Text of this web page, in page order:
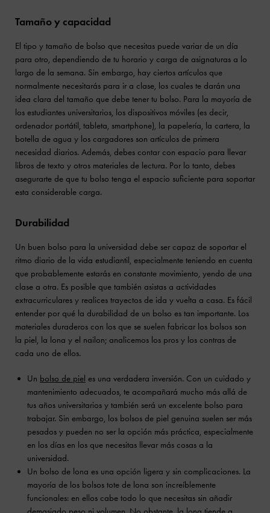
Tamaño y capacidad
El tipo y tamaño de bolso que necesitas puede variar de un día
para otro, dependiendo de tu horario y carga de asignaturas a lo
largo de la semana. Sin embargo, hay ciertos artículos que
normalmente necesitarás para ir a clase, los cuales te darán una
idea clara del tamaño que debe tener tu bolso. Para la mayoría de
los estudiantes universitarios, los dispositivos móviles (es decir,
ordenador portátil, tableta, smartphone), la papelería, la cartera, la
botella de agua y los cargadores son artículos de primera
necesidad diarios. Además, debes contar con espacio para llevar
libros de texto y otros materiales de lectura. Por lo tanto, debes
asegurarte de que tu bolso tenga el espacio suficiente para soportar
esta considerable carga.
Durabilidad
Un buen bolso para la universidad debe ser capaz de soportar el
ritmo diario de la vida estudiantil, especialmente teniendo en cuenta
que probablemente estarás en constante movimiento, yendo de una
clase a otra. Es posible que también asistas a actividades
extracurriculares y realices trayectos de ida y vuelta a casa. Es fácil
entender por qué la durabilidad de un bolso es tan importante. Los
materiales duraderos con los que se suelen fabricar los bolsos son
la piel, la lona y el nailon; analicemos los pros y los contras de
cada uno de ellos.
Un bolso de piel es una verdadera inversión. Con un cuidado y
mantenimiento adecuados, te acompañará mucho más allá de
tus años universitarios y también será un excelente bolso para
trabajar. Sin embargo, los bolsos de piel genuina suelen ser más
pesados y pueden no ser la opción más práctica, especialmente
en los días en los que necesitas llevar más cosas a la
universidad.
Un bolso de lona es una opción ligera y sin complicaciones. La
mayoría de los bolsos tote de lona son increíblemente
funcionales: en ellos cabe todo lo que necesitas sin añadir